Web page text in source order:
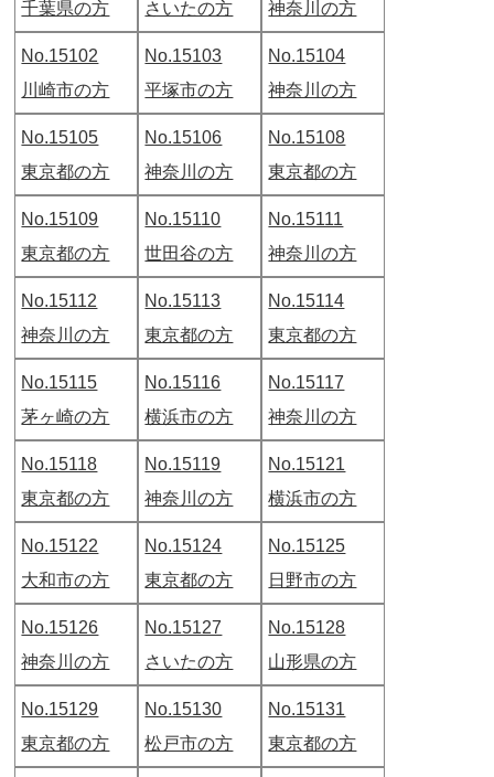
千葉県の方 さいたの方 神奈川の方
No.15102
川崎市の方
No.15103
平塚市の方
No.15104
神奈川の方
No.15105
東京都の方
No.15106
神奈川の方
No.15108
東京都の方
No.15109
東京都の方
No.15110
世田谷の方
No.15111
神奈川の方
No.15112
神奈川の方
No.15113
東京都の方
No.15114
東京都の方
No.15115
茅ヶ崎の方
No.15116
横浜市の方
No.15117
神奈川の方
No.15118
東京都の方
No.15119
神奈川の方
No.15121
横浜市の方
No.15122
大和市の方
No.15124
東京都の方
No.15125
日野市の方
No.15126
神奈川の方
No.15127
さいたの方
No.15128
山形県の方
No.15129
東京都の方
No.15130
松戸市の方
No.15131
東京都の方